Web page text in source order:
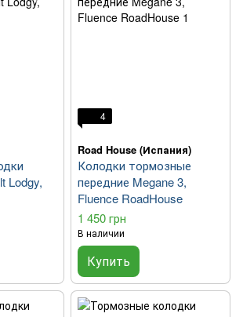
Lodgy,
4
Road House (Испания)
Колодки тормозные
передние Megane 3,
Fluence RoadHouse
1 450 грн
В наличии
Купить